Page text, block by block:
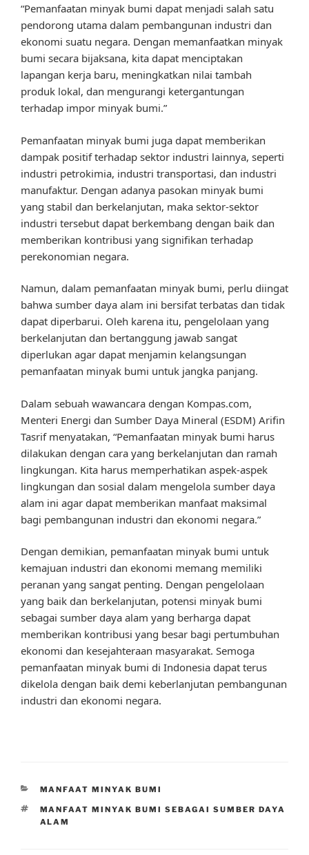
“Pemanfaatan minyak bumi dapat menjadi salah satu
pendorong utama dalam pembangunan industri dan
ekonomi suatu negara. Dengan memanfaatkan minyak
bumi secara bijaksana, kita dapat menciptakan
lapangan kerja baru, meningkatkan nilai tambah
produk lokal, dan mengurangi ketergantungan
terhadap impor minyak bumi.”
Pemanfaatan minyak bumi juga dapat memberikan
dampak positif terhadap sektor industri lainnya, seperti
industri petrokimia, industri transportasi, dan industri
manufaktur. Dengan adanya pasokan minyak bumi
yang stabil dan berkelanjutan, maka sektor-sektor
industri tersebut dapat berkembang dengan baik dan
memberikan kontribusi yang signifikan terhadap
perekonomian negara.
Namun, dalam pemanfaatan minyak bumi, perlu diingat
bahwa sumber daya alam ini bersifat terbatas dan tidak
dapat diperbarui. Oleh karena itu, pengelolaan yang
berkelanjutan dan bertanggung jawab sangat
diperlukan agar dapat menjamin kelangsungan
pemanfaatan minyak bumi untuk jangka panjang.
Dalam sebuah wawancara dengan Kompas.com,
Menteri Energi dan Sumber Daya Mineral (ESDM) Arifin
Tasrif menyatakan, “Pemanfaatan minyak bumi harus
dilakukan dengan cara yang berkelanjutan dan ramah
lingkungan. Kita harus memperhatikan aspek-aspek
lingkungan dan sosial dalam mengelola sumber daya
alam ini agar dapat memberikan manfaat maksimal
bagi pembangunan industri dan ekonomi negara.”
Dengan demikian, pemanfaatan minyak bumi untuk
kemajuan industri dan ekonomi memang memiliki
peranan yang sangat penting. Dengan pengelolaan
yang baik dan berkelanjutan, potensi minyak bumi
sebagai sumber daya alam yang berharga dapat
memberikan kontribusi yang besar bagi pertumbuhan
ekonomi dan kesejahteraan masyarakat. Semoga
pemanfaatan minyak bumi di Indonesia dapat terus
dikelola dengan baik demi keberlanjutan pembangunan
industri dan ekonomi negara.
CATEGORIES
MANFAAT MINYAK BUMI
TAGS
MANFAAT MINYAK BUMI SEBAGAI SUMBER DAYA
ALAM